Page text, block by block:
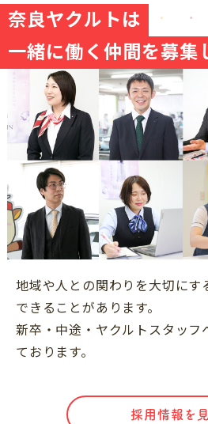
奈良ヤクルトは
一緒に働く仲間を募集
地域や人との関わりを大切にす
できることがあります。
新卒・中途・ヤクルトスタッフ
ております。
採用情報を